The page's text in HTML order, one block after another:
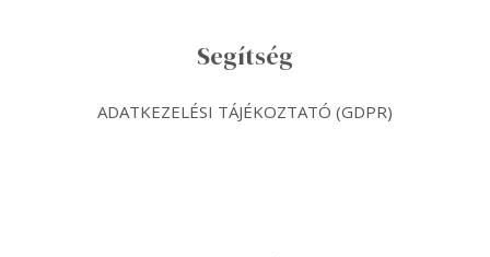
Segítség
ADATKEZELÉSI TÁJÉKOZTATÓ (GDPR)